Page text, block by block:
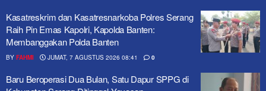
Kasatreskrim dan Kasatresnarkoba Polres Serang
Raih Pin Emas Kapolri, Kapolda Banten:
Membanggakan Polda Banten
BY FAHMI JUMAT, 7 AGUSTUS 2026 08:41 0
Baru Beroperasi Dua Bulan, Satu Dapur SPPG di